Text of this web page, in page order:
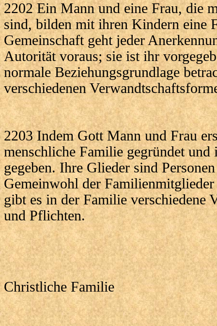
2202 Ein Mann und eine Frau, die
sind, bilden mit ihren Kindern eine
Gemeinschaft geht jeder
Autorität voraus; sie ist ihr
normale Beziehungsgrundlage
verschiedenen
2203 Indem Gott Mann und Frau
menschliche Familie gegründet
gegeben. Ihre Glieder sind
Gemeinwohl der
gibt es in der Familie verschiedene
und Pflichten.
Christliche Familie